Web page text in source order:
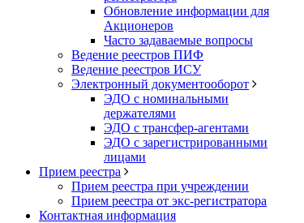
Обновление информации для
Акционеров
Часто задаваемые вопросы
Ведение реестров ПИФ
Ведение реестров ИСУ
Электронный документооборот
ЭДО с номинальными
держателями
ЭДО с трансфер-агентами
ЭДО с зарегистрированными
лицами
Прием реестра
Прием реестра при учреждении
Прием реестра от экс-регистратора
Контактная информация